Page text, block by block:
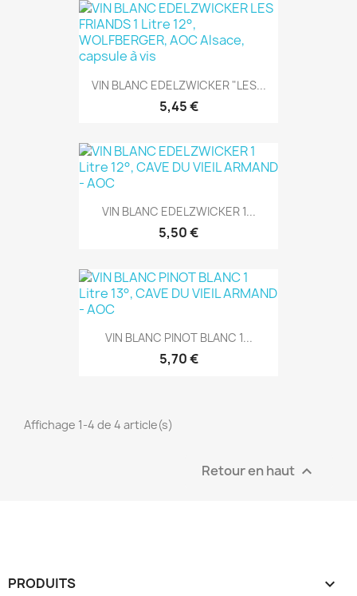
VIN BLANC EDELZWICKER "LES...
5,45 €
VIN BLANC EDELZWICKER 1...
5,50 €
VIN BLANC PINOT BLANC 1...
5,70 €
Affichage 1-4 de 4 article(s)
Retour en haut 
PRODUITS 